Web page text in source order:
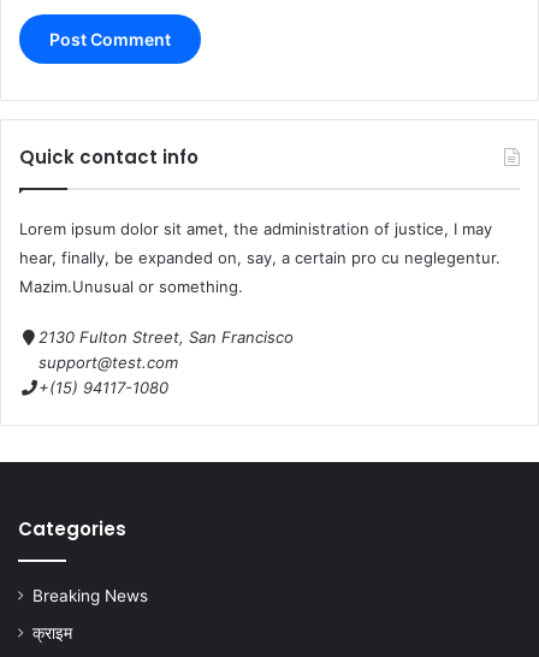
Quick contact info
Lorem ipsum dolor sit amet, the administration of justice, I may
hear, finally, be expanded on, say, a certain pro cu neglegentur.
Mazim.Unusual or something.
2130 Fulton Street, San Francisco
support@test.com
+(15) 94117-1080
Categories
Breaking News
क्राइम